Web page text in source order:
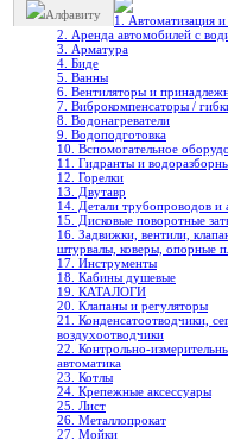
Алфавиту
1. Автоматизация
2. Аренда автомобилей с
3. Арматура
4. Биде
5. Ванны
6. Вентиляторы и
7. Виброкомпенсаторы /
8. Водонагреватели
9. Водоподготовка
10. Вспомогательное
11. Гидранты и
12. Горелки
13. Двутавр
14. Детали трубопроводов и
15. Дисковые поворотные
16. Задвижки, вентили,
штурвалы, коверы, опорные
17. Инструменты
18. Кабины душевые
19. КАТАЛОГИ
20. Клапаны и регуляторы
21. Конденсатоотводчики,
воздухоотводчики
22. Контрольно-
автоматика
23. Котлы
24. Крепежные аксессуары
25. Лист
26. Металлопрокат
27. Мойки